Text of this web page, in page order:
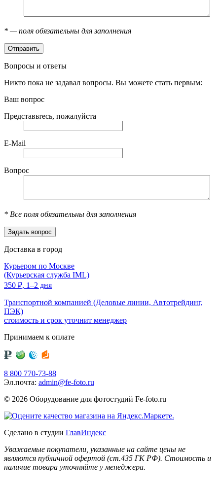
* — поля обязательны для заполнения
Вопросы и ответы
Никто пока не задавал вопросы. Вы можете стать первым:
Ваш вопрос
Представьтесь, пожалуйста
E-Mail
Вопрос
* Все поля обязательны для заполнения
Доставка в город
Курьером по Москве
(Курьерская служба IML)
350 ₽, 1–2 дня
Транспортной компанией (Деловые линии, Автотрейдинг,
ПЭК)
стоимость и срок уточнит менеджер
Принимаем к оплате
8 800 770-73-88
Эл.почта: admin@fe-foto.ru
© 2026 Оборудование для фотостудий Fe-foto.ru
Сделано в студии ГлавИндекс
Уважаемые покупатели, указанные на сайте цены не
являются публичной офертой (ст.435 ГК РФ). Стоимость и
наличие товара уточняйте у менеджера.